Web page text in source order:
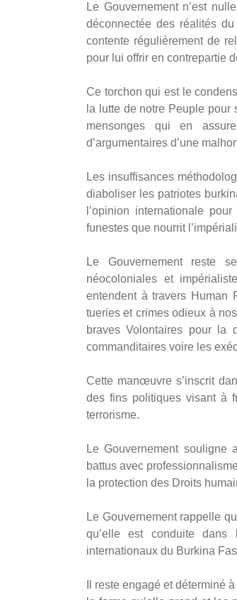
‎Le Gouvernement n’est
déconnectée des réalités
contente régulièrement de
pour lui offrir en contrepartie
‎Ce torchon qui est le
la lutte de notre Peuple
mensonges qui en
d’argumentaires d’une
‎Les insuffisances
diaboliser les patriotes
l’opinion internationale
funestes que nourrit
‎Le Gouvernement reste
néocoloniales et
entendent à travers Human
tueries et crimes odieux à
braves Volontaires pour la
commanditaires voire les
‎Cette manœuvre s’inscrit
des fins politiques visant à
terrorisme.
‎Le Gouvernement souligne
battus avec
la protection des Droits
‎‎Le Gouvernement rappelle
qu’elle est conduite
internationaux du Burkina
‎Il reste engagé et déterminé